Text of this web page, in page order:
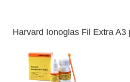
Harvard Ionoglas Fil Extra A3